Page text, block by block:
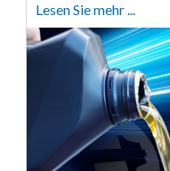
Lesen Sie mehr ...